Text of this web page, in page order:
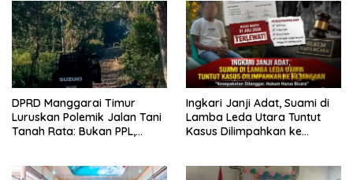
Pengabaian Sanksi Adat
DPRD Manggarai Timur
Luruskan Polemik Jalan Tani
Tanah Rata: Bukan PPL,
Ingkari Janji Adat, Suami di
Lamba Leda Utara Tuntut
Kasus Dilimpahkan ke